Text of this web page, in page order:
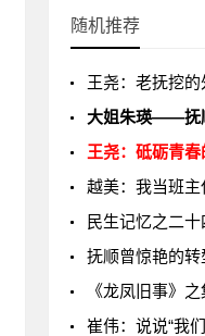
随机推荐
王尧：老抚挖的
大姐朱瑛——抚
王尧：砥砺青春
越美：我当班主
民生记忆之二
抚顺曾惊艳的转
《龙凤旧事》
崔伟：说说“我